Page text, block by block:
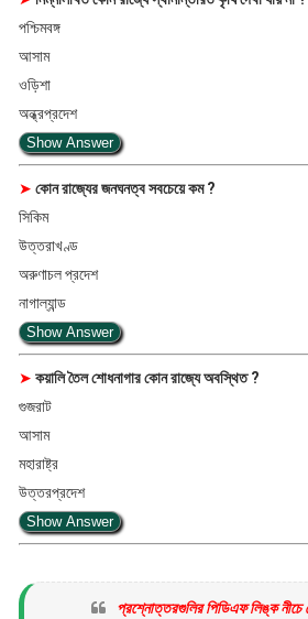
পশ্চিমবঙ্গ
আসাম
ওড়িশা
অন্ধ্রপ্রদেশ
Show Answer
➤ কোন রাজ্যের জনঘনত্ব সবচেয়ে কম ?
সিকিম
উত্তরাখণ্ড
অরুণাচল প্রদেশ
নাগাল্যান্ড
Show Answer
➤ কয়ালি তৈল শোধনাগার কোন রাজ্যে অবস্থিত ?
গুজরাট
আসাম
মহারাষ্ট্র
উত্তরপ্রদেশ
Show Answer
প্রশ্নোত্তরগুলির পিডিএফ লিঙ্ক নীচে